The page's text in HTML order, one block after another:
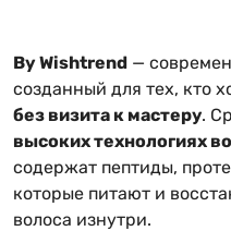
By Wishtrend —
созданный для тех, кто
без визита к мастеру.
высоких технологиях
содержат пептиды,
которые питают и
волоса изнутри.